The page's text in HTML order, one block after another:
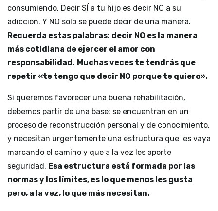
consumiendo. Decir SÍ a tu hijo es decir NO a su
adicción. Y NO solo se puede decir de una manera.
Recuerda estas palabras: decir NO es la manera
más cotidiana de ejercer el amor con
responsabilidad. Muchas veces te tendrás que
repetir «te tengo que decir NO porque te quiero».
Si queremos favorecer una buena rehabilitación,
debemos partir de una base: se encuentran en un
proceso de reconstrucción personal y de conocimiento,
y necesitan urgentemente una estructura que les vaya
marcando el camino y que a la vez les aporte
seguridad. Esa estructura está formada por las
normas y los límites, es lo que menos les gusta
pero, a la vez, lo que más necesitan.